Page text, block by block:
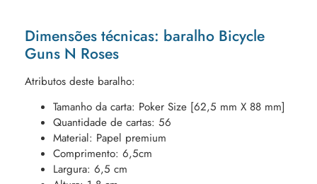
Dimensões técnicas: baralho Bicycle
Guns N Roses
Atributos deste baralho:
Tamanho da carta: Poker Size [62,5 mm X 88 mm]
Quantidade de cartas: 56
Material: Papel premium
Comprimento: 6,5cm
Largura: 6,5 cm